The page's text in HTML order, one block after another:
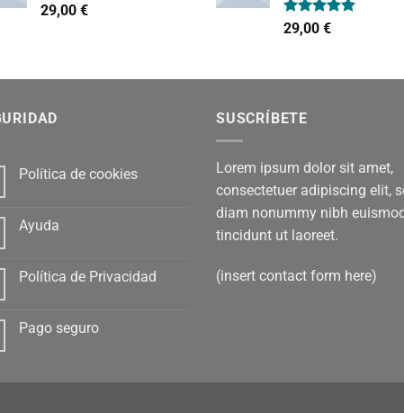
Valorado
con
29,00 €
Valorado
con
29,00 €
Política de cookies
Ayuda
Política de Privacidad
Pago seguro
SUSCRÍBETE
Lorem ipsum dolor sit amet,
consectetuer adipiscing elit,
diam nonummy nibh
tincidunt ut laoreet.
(insert contact form here)